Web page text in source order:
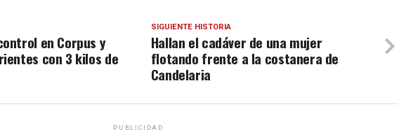
SIGUIENTE HISTORIA
Hallan el cadáver de una mujer
flotando frente a la costanera de
Candelaria
en Corpus y
con 3 kilos de
PUBLICIDAD